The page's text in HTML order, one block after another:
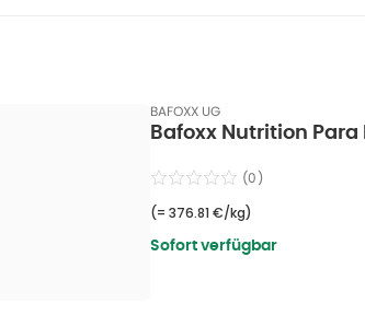
BAFOXX UG
Bafoxx Nutrition
(0)
(= 376.81 €/kg)
Sofort verfügbar